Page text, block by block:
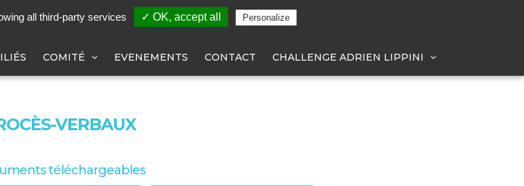
COMITÉ EVENEMENTS CONTACT CHALLENGE ADRIEN LIPPINI
VERBAUX
téléchargeables
all third-party services ✓ OK, accept all Personalize